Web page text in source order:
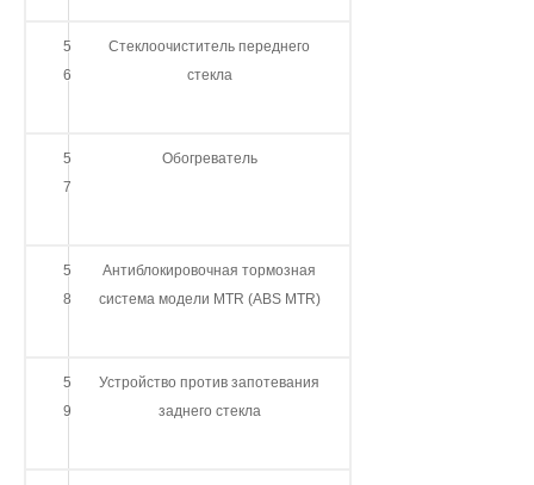
5
6
Стеклоочиститель переднего
стекла
5
7
Обогреватель
5
8
Антиблокировочная тормозная
система модели MTR (ABS MTR)
5
9
Устройство против запотевания
заднего стекла